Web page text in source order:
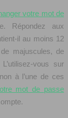
votre mot de
Répondez aux
il au moins 12
majuscules, de
vous sur
à l’une de ces
mot de passe